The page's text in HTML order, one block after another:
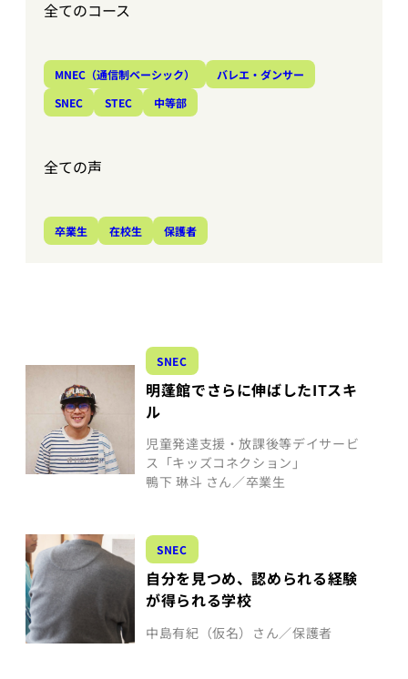
全てのコース
MNEC（通信制ベーシック）
バレエ・ダンサー
SNEC
STEC 中等部
全ての声
卒業生 在校生 保護者
SNEC
明蓬館でさらに伸ばしたITスキ
ル
児童発達支援・放課後等デイサービ
ス「キッズコネクション」
鴨下 琳斗 さん／卒業生
SNEC
自分を見つめ、認められる経験
が得られる学校
中島有紀（仮名）さん／保護者